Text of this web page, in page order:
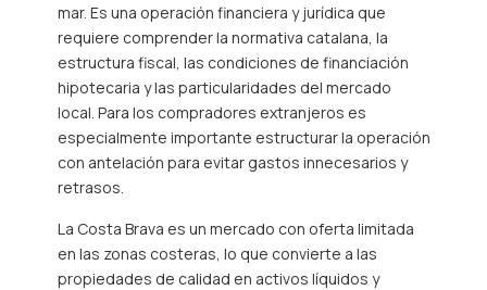
mar. Es una operación financiera y jurídica que
requiere comprender la normativa catalana, la
estructura fiscal, las condiciones de financiación
hipotecaria y las particularidades del mercado
local. Para los compradores extranjeros es
especialmente importante estructurar la operación
con antelación para evitar gastos innecesarios y
retrasos.
La Costa Brava es un mercado con oferta limitada
en las zonas costeras, lo que convierte a las
propiedades de calidad en activos líquidos y